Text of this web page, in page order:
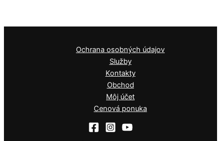
Ochrana osobných údajov
Služby
Kontakty
Obchod
Môj účet
Cenová ponuka